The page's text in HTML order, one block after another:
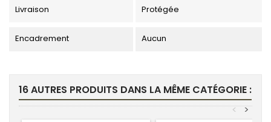
Livraison Protégée
Encadrement Aucun
16 AUTRES PRODUITS DANS LA MÊME CATÉGORIE :
>
<